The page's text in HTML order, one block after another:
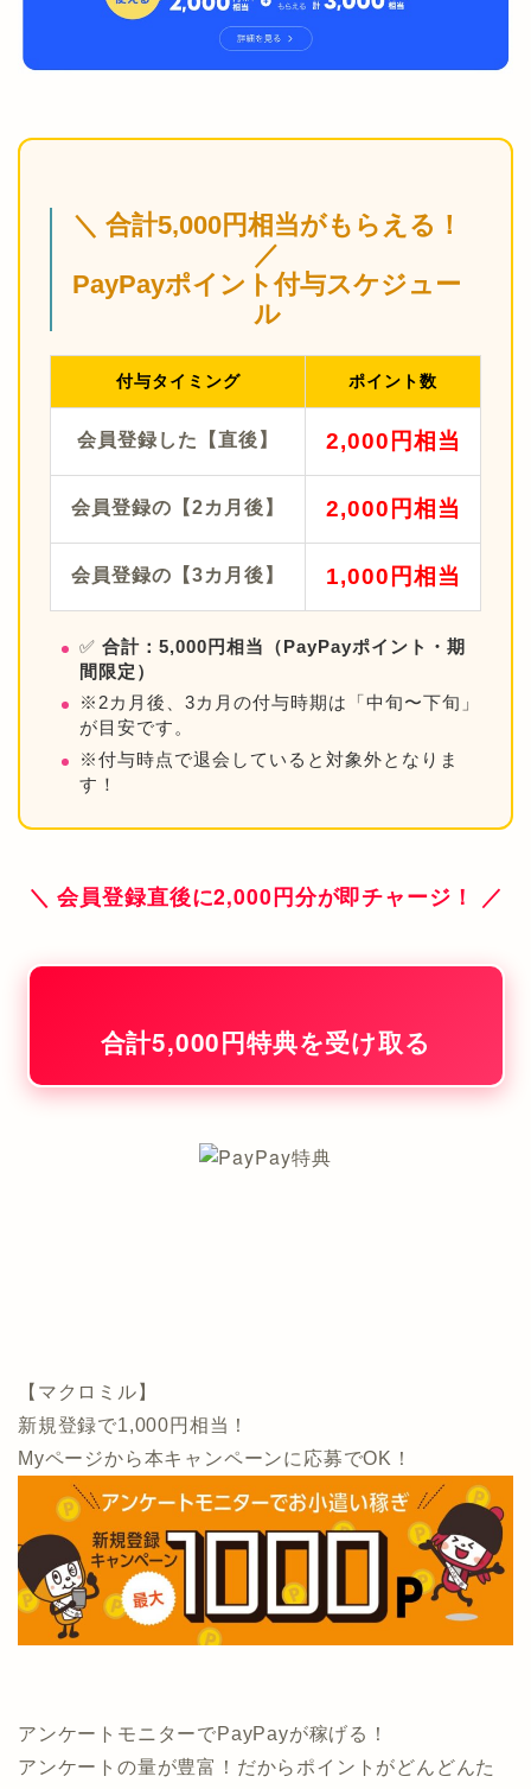
＼ 合計5,000円相当がもらえる！
／
PayPayポイント付与スケジュー
ル
付与タイミング ポイント数
会員登録した【直後】 2,000円相当
会員登録の【2カ月後】 2,000円相当
会員登録の【3カ月後】 1,000円相当
✅ 合計：5,000円相当（PayPayポイント・期
間限定）
※2カ月後、3カ月の付与時期は「中旬〜下旬」
が目安です。
※付与時点で退会していると対象外となりま
す！
＼ 会員登録直後に2,000円分が即チャージ！ ／
合計5,000円特典を受け取る
【マクロミル】
新規登録で1,000円相当！
Myページから本キャンペーンに応募でOK！
アンケートモニターでPayPayが稼げる！
アンケートの量が豊富！だからポイントがどんどんた